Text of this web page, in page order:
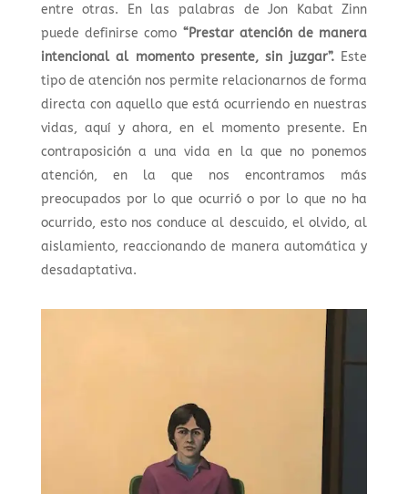
entre otras. En las palabras de Jon Kabat Zinn
puede definirse como “Prestar atención de manera
intencional al momento presente, sin juzgar”.Este
tipo de atención nos permite relacionarnos de forma
directa con aquello que está ocurriendo en nuestras
vidas, aquí y ahora, en el momento presente. En
contraposición a una vida en la que no ponemos
atención, en la que nos encontramos más
preocupados por lo que ocurrió o por lo que no ha
ocurrido, esto nos conduce al descuido, el olvido, al
aislamiento, reaccionando de manera automática y
desadaptativa.